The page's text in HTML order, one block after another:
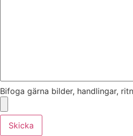
Bifoga gärna bilder, handlingar,
Skicka